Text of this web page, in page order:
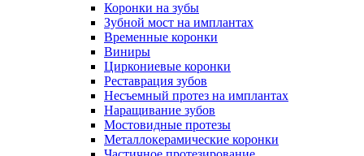
Коронки на зубы
Зубной мост на имплантах
Временные коронки
Виниры
Циркониевые коронки
Реставрация зубов
Несъемный протез на имплантах
Наращивание зубов
Мостовидные протезы
Металлокерамические коронки